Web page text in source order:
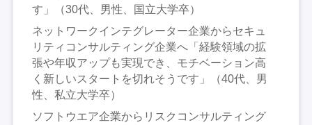
す」（30代、男性、国立大学卒）
ネットワークインテグレーター企業からセキュ
リティコンサルティング企業へ「経験領域の拡
張や年収アップも実現でき、モチベーション高
く新しいスタートを切れそうです」（40代、男
性、私立大学卒）
ソフトウエア企業からリスクコンサルティング